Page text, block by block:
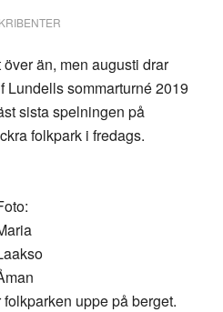
än, men augusti drar
Lundells sommarturné 2019
sista spelningen på
folkpark i fredags.
uppe på berget.